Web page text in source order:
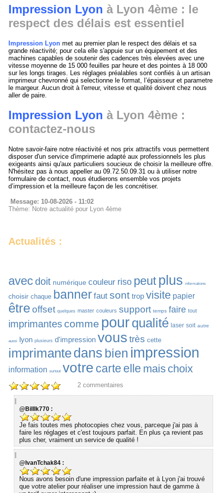
Impression Lyon à Lyon 4ème : le
respect des délais est essentiel
Impression Lyon met au premier plan le respect des délais et sa
grande réactivité; pour cela elle s'appuie sur un équipement et des
machines capables de soutenir des cadences très elevées avec une
vitesse moyenne de 15 000 feuilles par heure et des pointes à 18 000
sur les longs tirages. Les réglages préalables sont confiés à un artisan
imprimeur chevronné qui selectionne le format, l’épaisseur et parametre
le margeur. Aucun droit à l'erreur, vitesse et qualité doivent chez nous
aller de paire.
Impression Lyon à Lyon 4ème :
contactez-nous
Notre savoir-faire notre réactivité et nos prix attractifs vous permettent
disposer d'un service d'imprimerie adapté aux professionnels les plus
exigeants ainsi qu'aux particuliers soucieux de choisir la meilleure offre.
N'hésitez pas à nous appeller au 09.72.50.09.31 ou à utiliser notre
formulaire de contact, nous étudierons ensemble vos projets
d’impression et la meilleure façon de les concrétiser.
Message: 10-08-2026 - 11:02
Thème: Notre actualité pour Lyon 4ème
Actualités :
avec doit numérique couleur riso peutplus informations
choisir chaque banner faut sont trop visite papier
être offset quelques master couleurs support temps faire tout
imprimantes comme pourqualité laser soit autre
aussi lyon plusieurs d'impression vous très cette
imprimantedans bien impression
information surtout votre carte elle mais choix
2 commentaires
@BillIk770 :
Je fais toutes mes photocopies chez vous, parceque j'ai pas à
faire les réglages et c'est toujours parfait. En plus ça revient pas
plus cher, vraiment un service de qualité !
@IvanTchak84 :
Nous avons besoin d'une impression parfaite et à Lyon j'ai trouvé
que votre atelier pour réaliser une impression haut de gamme à